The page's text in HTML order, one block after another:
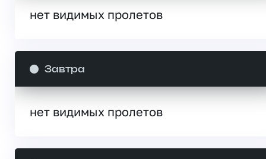
нет видимых пролетов
Завтра
нет видимых пролетов